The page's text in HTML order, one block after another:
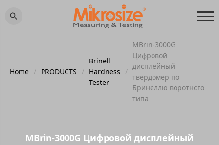
Home / PRODUCTS /
Brinell
Hardness
Tester
/
MBrin-3000G
Цифровой
дисплейный
твердомер по
Бринеллю воротного
типа
MBrin-3000G Цифровой дисплейный